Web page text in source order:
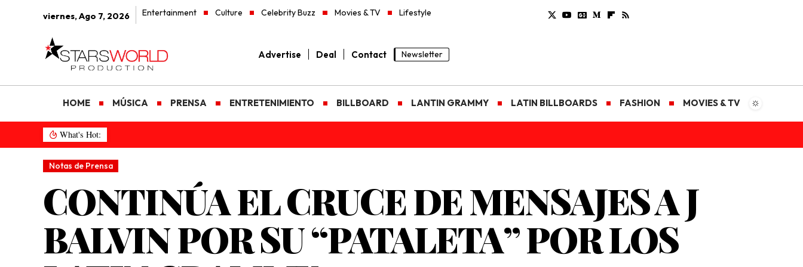
viernes, Ago 7, 2026 Entertainment Culture Celebrity Buzz Movies & TV Lifestyle
Advertise Deal Contact Newsletter
HOME MÚSICA PRENSA ENTRETENIMIENTO BILLBOARD LANTIN GRAMMY LATIN BILLBOARDS FASHION MOVIES & TV
What's Hot:
Notas de Prensa
CONTINÚA EL CRUCE DE MENSAJES A J
BALVIN POR SU “PATALETA” POR LOS